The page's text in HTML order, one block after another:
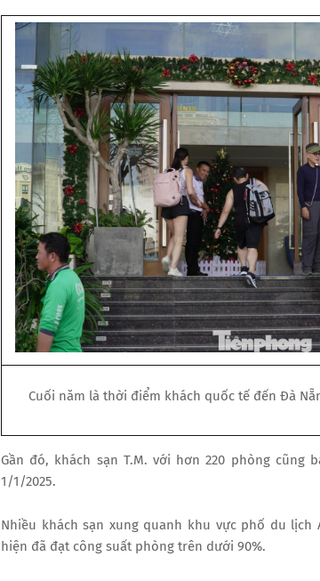
Cuối năm là thời điểm khách quốc tế đến Đà
Gần đó, khách sạn T.M. với hơn 220 phòng cũng
1/1/2025.
Nhiều khách sạn xung quanh khu vực phố du lịch
hiện đã đạt công suất phòng trên dưới 90%.